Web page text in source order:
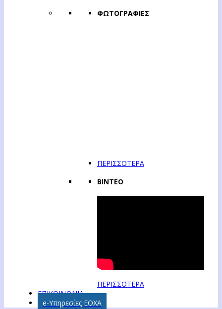
ΦΩΤΟΓΡΑΦΙΕΣ
ΠΕΡΙΣΣΟΤΕΡΑ
ΒΙΝΤΕΟ
ΠΕΡΙΣΣΟΤΕΡΑ
ΕΠΙΚΟΙΝΩΝΙΑ
e-Υπηρεσίες ΕΟΧΑ